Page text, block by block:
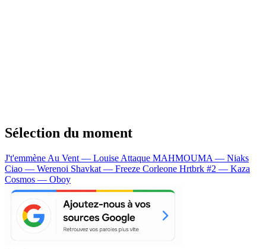
Sélection du moment
J't'emmène Au Vent — Louise Attaque MAHMOUMA — Niaks
Ciao — Werenoi Shavkat — Freeze Corleone Hrtbrk #2 — Kaza
Cosmos — Oboy